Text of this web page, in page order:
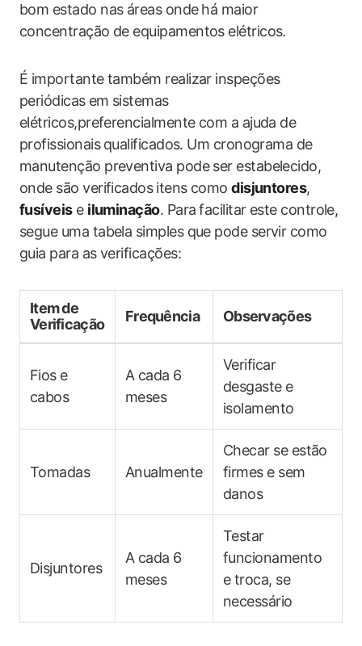
bom estado nas áreas onde⁣ há maior
concentração de equipamentos elétricos.
É importante também realizar inspeções
periódicas⁤ em sistemas
elétricos,preferencialmente com a ajuda de
profissionais ⁢qualificados. Um cronograma de
manutenção preventiva pode ser estabelecido,
onde são ​verificados ⁢itens comodisjuntores,
fusíveise iluminação. Para ⁤facilitar este controle,
segue uma tabela simples que pode servir como
guia para as verificações:
Item de
Verificação
Frequência Observações
Fios e
cabos
A cada 6‌
meses
Verificar
desgaste e
isolamento
Tomadas Anualmente
Checar se estão
firmes ​e sem
danos
Disjuntores
A​ cada 6
meses
Testar
funcionamento
e troca, se
necessário